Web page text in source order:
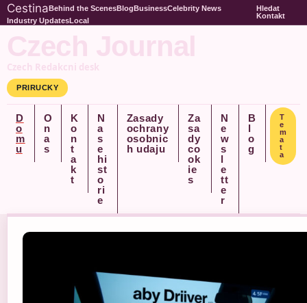
CestinaBehind the ScenesBlogBusinessCelebrity News
Industry UpdatesLocal
Hledat
Kontakt
Czech Journal
Czech Redakcni desk
PRIRUCKY
D
o
m
u
O
n
a
s
K
o
n
t
a
k
t
N
a
s
e
hi
st
o
ri
e
Zasady
ochrany
osobnic
h udaju
Za
sa
dy
co
ok
ie
s
N
e
w
s
l
e
tt
e
r
B
l
o
g
T
e
m
a
t
a